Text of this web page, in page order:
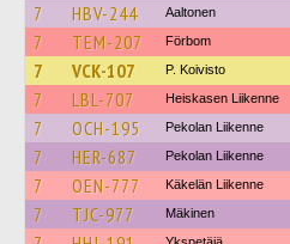
7 HBV-244 Aaltonen
7 TEM-207 Förbom
7 VCK-107 P. Koivisto
7 LBL-707 Heiskasen Liikenne
7 OCH-195 Pekolan Liikenne
7 HER-687 Pekolan Liikenne
7 OEN-777 Käkelän Liikenne
7 TJC-977 Mäkinen